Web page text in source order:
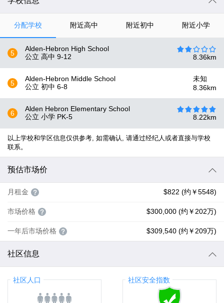
分配学校 附近高中 附近初中 附近小学
5
Alden-Hebron High School
公立 高中 9-12 8.36km
5
Alden-Hebron Middle School
公立 初中 6-8
未知
8.36km
6
Alden Hebron Elementary School
公立 小学 PK-5 8.22km
以上学校和学区信息仅供参考, 如需确认, 请通过经纪人或者直接与学校
联系。
预估市场价
月租金 $822 (约￥5548)
市场价格 $300,000 (约￥202万)
一年后市场价格 $309,540 (约￥209万)
社区信息
社区人口 社区安全指数